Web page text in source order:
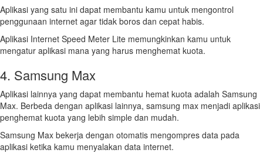
Aplikasi yang satu ini dapat membantu kamu untuk mengontrol
penggunaan internet agar tidak boros dan cepat habis.
Aplikasi Internet Speed Meter Lite memungkinkan kamu untuk
mengatur aplikasi mana yang harus menghemat kuota.
4. Samsung Max
Aplikasi lainnya yang dapat membantu hemat kuota adalah Samsung
Max. Berbeda dengan aplikasi lainnya, samsung max menjadi aplikasi
penghemat kuota yang lebih simple dan mudah.
Samsung Max bekerja dengan otomatis mengompres data pada
aplikasi ketika kamu menyalakan data internet.